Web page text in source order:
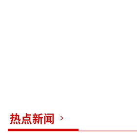
热点新闻